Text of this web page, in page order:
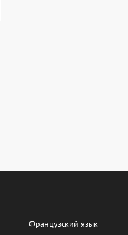
Французский язык